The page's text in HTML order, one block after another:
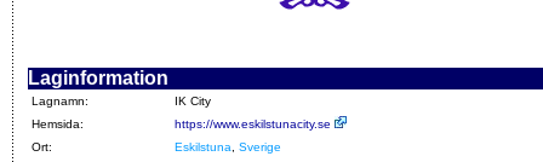
Laginformation
Lagnamn:
IK City
Hemsida:
https://www.eskilstunacity.se
Ort:
Eskilstuna
Sverige